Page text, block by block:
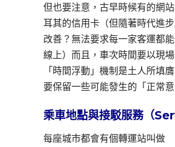
但也要注意，古早時候有的網
耳其的信用卡（但隨著時代進
改善？無法要求每一家客運都
線上）而且，車次時間要以現場
「時間浮動」機制是土人所填
要保留一些可能發生的「正常意
乘車地點與接駁服務（
每座城市都會有個轉運站叫做